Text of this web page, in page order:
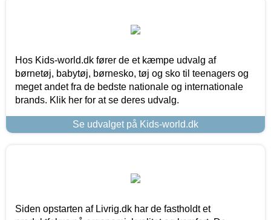
Hos Kids-world.dk fører de et kæmpe udvalg af
børnetøj, babytøj, børnesko, tøj og sko til teenagers og
meget andet fra de bedste nationale og internationale
brands. Klik her for at se deres udvalg.
Se udvalget på Kids-world.dk
Siden opstarten af Livrig.dk har de fastholdt et